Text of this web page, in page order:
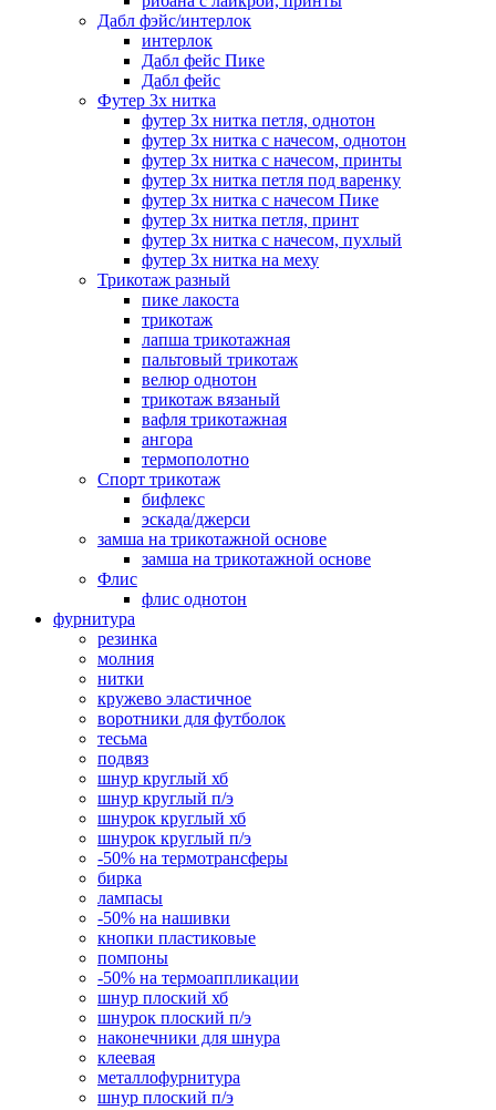
Дабл фэйс/интерлок
интерлок
Дабл фейс Пике
Дабл фейс
Футер 3х нитка
футер 3х нитка петля, однотон
футер 3х нитка с начесом, однотон
футер 3х нитка с начесом, принты
футер 3х нитка петля под варенку
футер 3х нитка с начесом Пике
футер 3х нитка петля, принт
футер 3х нитка с начесом, пухлый
футер 3х нитка на меху
Трикотаж разный
пике лакоста
трикотаж
лапша трикотажная
пальтовый трикотаж
велюр однотон
трикотаж вязаный
вафля трикотажная
ангора
термополотно
Спорт трикотаж
бифлекс
эскада/джерси
замша на трикотажной основе
замша на трикотажной основе
Флис
флис однотон
фурнитура
резинка
молния
нитки
кружево эластичное
воротники для футболок
тесьма
подвяз
шнур круглый хб
шнур круглый п/э
шнурок круглый хб
шнурок круглый п/э
-50% на термотрансферы
бирка
лампасы
-50% на нашивки
кнопки пластиковые
помпоны
-50% на термоаппликации
шнур плоский хб
шнурок плоский п/э
наконечники для шнура
клеевая
металлофурнитура
шнур плоский п/э